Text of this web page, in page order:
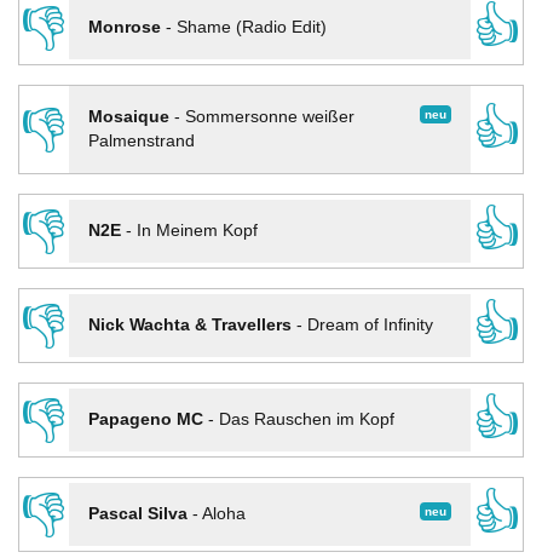
👎
Monrose- Shame (Radio Edit)
👍
👎
neu
Mosaique- Sommersonne weißer
Palmenstrand
👍
👎
N2E- In Meinem Kopf
👍
👎
Nick Wachta & Travellers- Dream of Infinity
👍
👎
Papageno MC- Das Rauschen im Kopf
👍
👎
neu
Pascal Silva- Aloha
👍